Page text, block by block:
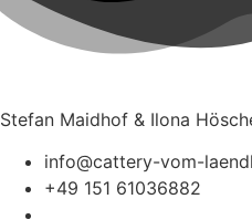
Stefan Maidhof & Ilona
info@cattery-vom-
+49 151 61036882